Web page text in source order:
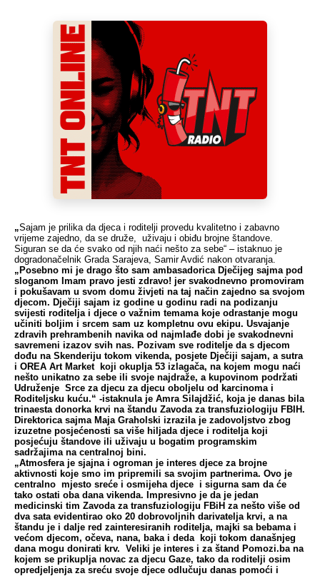
„Sajam je prilika da djeca i roditelji provedu kvalitetno i zabavno
vrijeme zajedno, da se druže, uživaju i obiđu brojne štandove.
Siguran se da će svako od njih naći nešto za sebe“ – istaknuo je
dogradonačelnik Grada Sarajeva, Samir Avdić nakon otvaranja.
„ Posebno mi je drago što sam ambasadorica Dječijeg sajma pod
sloganom Imam pravo jesti zdravo! jer svakodnevno promoviram
i pokušavam u svom domu živjeti na taj način zajedno sa svojom
djecom. Dječiji sajam iz godine u godinu radi na podizanju
svijesti roditelja i djece o važnim temama koje odrastanje mogu
učiniti boljim i srcem sam uz kompletnu ovu ekipu. Usvajanje
zdravih prehrambenih navika od najmlađe dobi je svakodnevni
savremeni izazov svih nas. Pozivam sve roditelje da s djecom
dođu na Skenderiju tokom vikenda, posjete Dječiji sajam, a sutra
i OREA Art Market koji okuplja 53 izlagača, na kojem mogu naći
nešto unikatno za sebe ili svoje najdraže, a kupovinom podržati
Udruženje Srce za djecu za djecu oboljelu od karcinoma i
Roditeljsku kuću.“ -istaknula je Amra Silajdžić, koja je danas bila
trinaesta donorka krvi na štandu Zavoda za transfuziologiju FBIH.
Direktorica sajma Maja Graholski izrazila je zadovoljstvo zbog
izuzetne posjećenosti sa više hiljada djece i roditelja koji
posjećuju štandove ili uživaju u bogatim programskim
sadržajima na centralnoj bini.
„Atmosfera je sjajna i ogroman je interes djece za brojne
aktivnosti koje smo im pripremili sa svojim partnerima. Ovo je
centralno mjesto sreće i osmijeha djece i sigurna sam da će
tako ostati oba dana vikenda. Impresivno je da je jedan
medicinski tim Zavoda za transfuziologiju FBiH za nešto više od
dva sata evidentirao oko 20 dobrovoljnih darivatelja krvi, a na
štandu je i dalje red zainteresiranih roditelja, majki sa bebama i
većom djecom, očeva, nana, baka i deda koji tokom današnjeg
dana mogu donirati krv. Veliki je interes i za štand Pomozi.ba na
kojem se prikuplja novac za djecu Gaze, tako da roditelji osim
opredjeljenja za sreću svoje djece odlučuju danas pomoći i